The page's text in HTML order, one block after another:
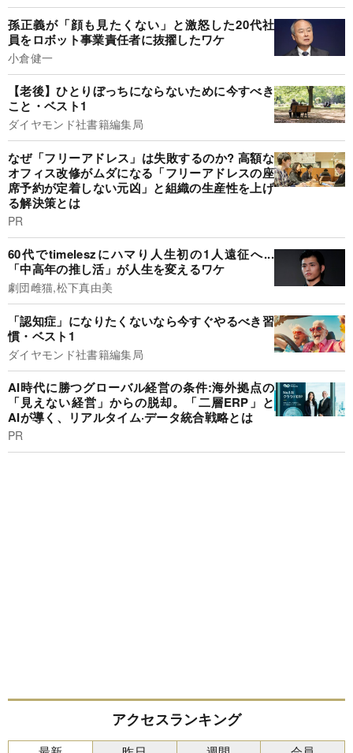
孫正義が「顔も見たくない」と激怒した20代社
員をロボット事業責任者に抜擢したワケ
小倉健一
【老後】ひとりぼっちにならないために今すべき
こと・ベスト1
ダイヤモンド社書籍編集局
なぜ「フリーアドレス」は失敗するのか? 高額な
オフィス改修がムダになる「フリーアドレスの座
席予約が定着しない元凶」と組織の生産性を上げ
る解決策とは
PR
60代でtimeleszにハマり人生初の1人遠征へ...
「中高年の推し活」が人生を変えるワケ
劇団雌猫,松下真由美
「認知症」になりたくないなら今すぐやるべき習
慣・ベスト1
ダイヤモンド社書籍編集局
AI時代に勝つグローバル経営の条件:海外拠点の
「見えない経営」からの脱却。「二層ERP」と
AIが導く、リアルタイム·データ統合戦略とは
PR
アクセスランキング